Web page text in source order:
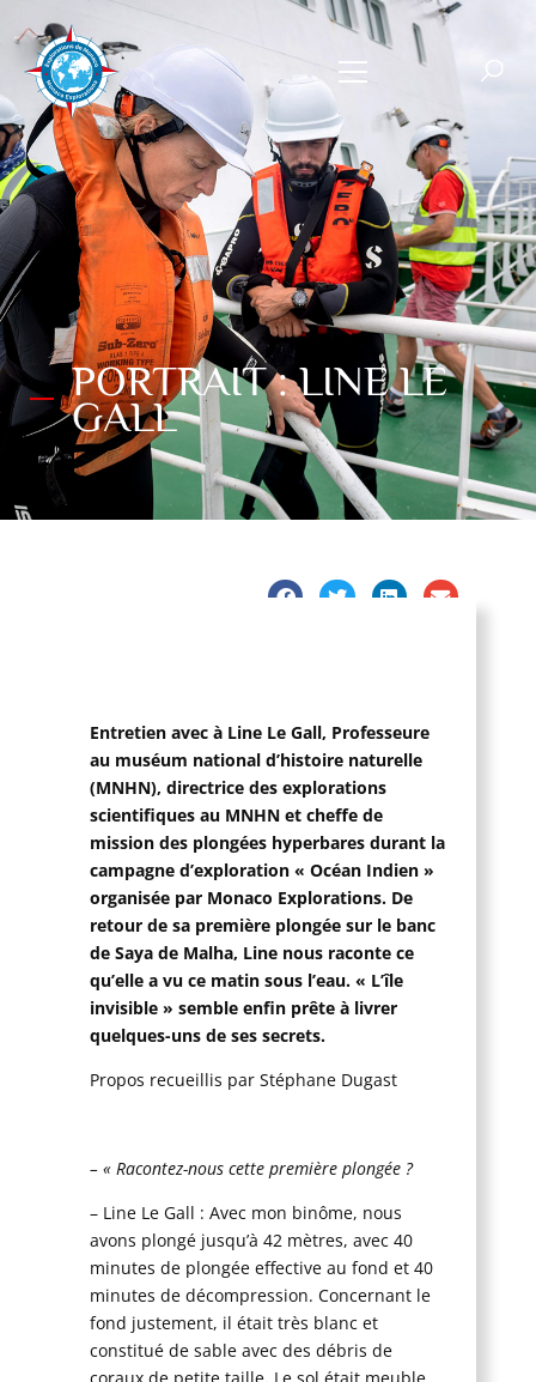
PORTRAIT : LINE LE
GALL
Entretien avec à Line Le Gall, Professeure
au muséum national d’histoire naturelle
(MNHN), directrice des explorations
scientifiques au MNHN et cheffe de
mission des plongées hyperbares durant la
campagne d’exploration « Océan Indien »
organisée par Monaco Explorations. De
retour de sa première plongée sur le banc
de Saya de Malha, Line nous raconte ce
qu’elle a vu ce matin sous l’eau. « L’île
invisible » semble enfin prête à livrer
quelques-uns de ses secrets.
Propos recueillis par Stéphane Dugast
– « Racontez-nous cette première plongée ?
– Line Le Gall : Avec mon binôme, nous
avons plongé jusqu’à 42 mètres, avec 40
minutes de plongée effective au fond et 40
minutes de décompression. Concernant le
fond justement, il était très blanc et
constitué de sable avec des débris de